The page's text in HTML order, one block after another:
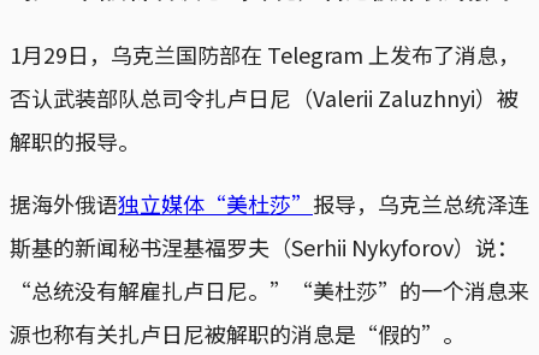
1月29日，乌克兰国防部在 Telegram 上发布了消息，
否认武装部队总司令扎卢日尼（Valerii Zaluzhnyi）被
解职的报导。
据海外俄语独立媒体“美杜莎” 报导，乌克兰总统泽连
斯基的新闻秘书涅基福罗夫（Serhii Nykyforov）说：
“总统没有解雇扎卢日尼。”“美杜莎”的一个消息来
源也称有关扎卢日尼被解职的消息是“假的”。